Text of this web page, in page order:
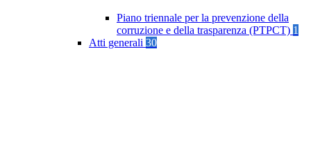
Piano triennale per la prevenzione della
corruzione e della trasparenza (PTPCT) 1
Atti generali 30